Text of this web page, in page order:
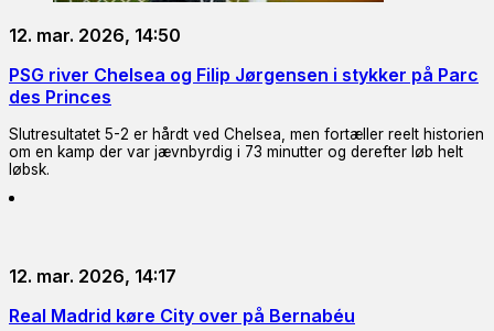
12. mar. 2026, 14:50
PSG river Chelsea og Filip Jørgensen i stykker på Parc
des Princes
Slutresultatet 5-2 er hårdt ved Chelsea, men fortæller reelt historien
om en kamp der var jævnbyrdig i 73 minutter og derefter løb helt
løbsk.
12. mar. 2026, 14:17
Real Madrid køre City over på Bernabéu